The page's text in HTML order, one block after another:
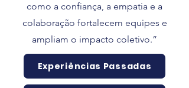
como a confiança, a empatia e a
colaboração fortalecem equipes e
ampliam o impacto coletivo.”
Experiências Passadas